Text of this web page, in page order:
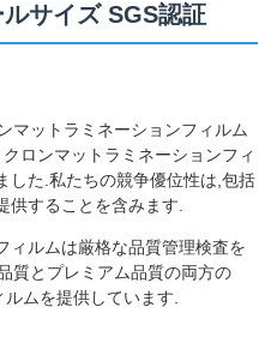
サイズ SGS認証
マットラミネーションフィルム
ロンマットラミネーションフィ
した.私たちの競争優位性は,包括
供することを含みます.
ィルムは厳格な品質管理検査を
質とプレミアム品質の両方の
ムを提供しています.